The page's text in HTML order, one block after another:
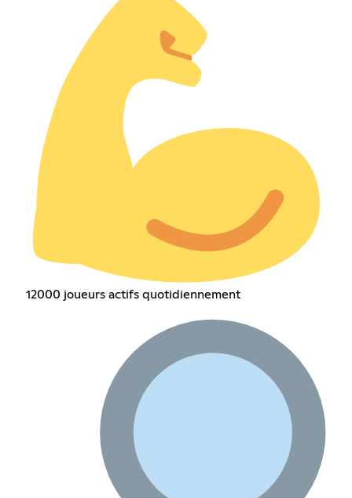
12000 joueurs actifs quotidiennement